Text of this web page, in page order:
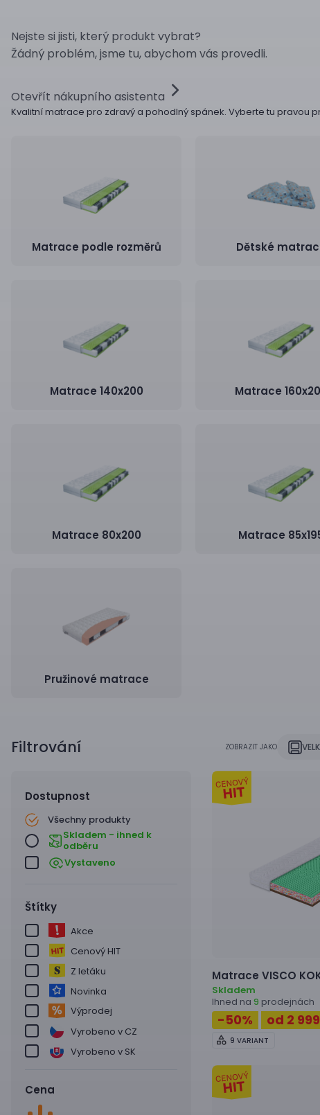
Nejste si jisti, který produkt vybrat?
Žádný problém, jsme tu, abychom vás provedli.
Otevřít nákupního asistenta
Kvalitní matrace pro zdravý a pohodlný spánek. Vyberte tu pravou
Matrace podle rozměrů Dětské
Matrace 140x200 Matrace
Matrace 80x200 Matrace
Pružinové matrace
Filtrování ZOBRAZIT JAKO
Dostupnost
Všechny produkty
Skladem - ihned k
odběru
Vystaveno
Štítky
Akce
Cenový HIT
Z letáku
Novinka
Výprodej
Vyrobeno v CZ
Vyrobeno v SK
Cena
Matrace VISCO
Skladem
Ihned na 9 prodejnách
-50% od 2
9 VARIANT